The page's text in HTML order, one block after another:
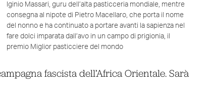
Iginio Massari, guru dell’alta pasticceria mondiale, mentre
consegna al nipote di Pietro Macellaro, che porta il nome
del nonno e ha continuato a portare avanti la sapienza nel
fare dolci imparata dall’avo in un campo di prigionia, il
premio Miglior pasticciere del mondo
fascista dell’Africa Orientale. Sarà